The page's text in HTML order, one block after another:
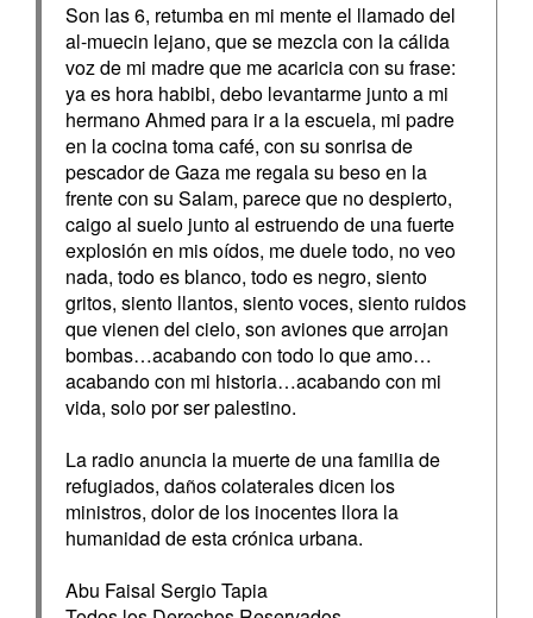
Son las 6, retumba en mi mente el llamado del
al-muecin lejano, que se mezcla con la cálida
voz de mi madre que me acaricia con su frase:
ya es hora habibi, debo levantarme junto a mi
hermano Ahmed para ir a la escuela, mi padre
en la cocina toma café, con su sonrisa de
pescador de Gaza me regala su beso en la
frente con su Salam, parece que no despierto,
caigo al suelo junto al estruendo de una fuerte
explosión en mis oídos, me duele todo, no veo
nada, todo es blanco, todo es negro, siento
gritos, siento llantos, siento voces, siento ruidos
que vienen del cielo, son aviones que arrojan
bombas…acabando con todo lo que amo…
acabando con mi historia…acabando con mi
vida, solo por ser palestino.
La radio anuncia la muerte de una familia de
refugiados, daños colaterales dicen los
ministros, dolor de los inocentes llora la
humanidad de esta crónica urbana.
Abu Faisal Sergio Tapia